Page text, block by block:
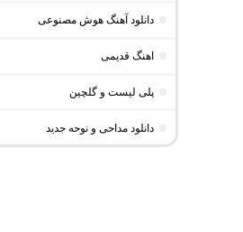
دانلود آهنگ هوش مصنوعی
اهنگ قدیمی
پلی لیست و گلچین
دانلود مداحی و نوحه جدید